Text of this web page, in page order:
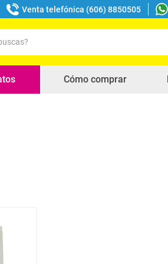
Venta telefónica (606) 8850505
Cómo comprar
buscados